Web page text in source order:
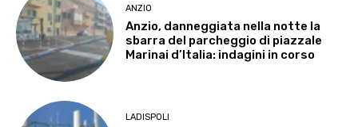
ANZIO
Anzio, danneggiata nella notte la
sbarra del parcheggio di piazzale
Marinai d’Italia: indagini in corso
LADISPOLI